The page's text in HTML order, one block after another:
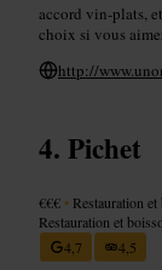
accord vin-plats,
choix si vous
http://
Pichet
€€€ • Restauration et
Restauration et
4,7
4,5